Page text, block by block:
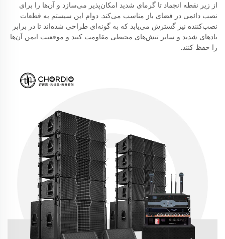
از زیر نقطه انجماد تا گرمای شدید امکان‌پذیر می‌سازد و آن‌ها را برای
نصب دائمی در فضای باز مناسب می‌کند. دوام این سیستم به قطعات
نصب‌کننده نیز گسترش می‌یابد که به گونه‌ای طراحی شده‌اند تا در برابر
بادهای شدید و سایر تنش‌های محیطی مقاومت کنند و موقعیت ایمن آن‌ها
را حفظ کنند.